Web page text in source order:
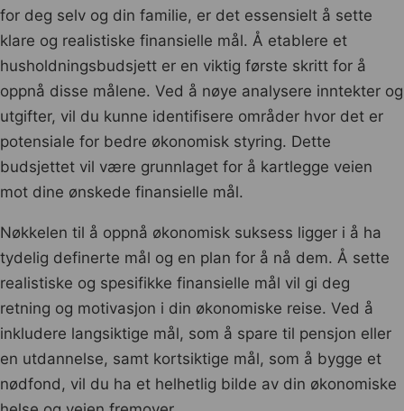
for deg selv og din familie, er det essensielt å sette
klare og realistiske finansielle mål. Å etablere et
husholdningsbudsjett er en viktig første skritt for å
oppnå disse målene. Ved å nøye analysere inntekter og
utgifter, vil du kunne identifisere områder hvor det er
potensiale for bedre økonomisk styring. Dette
budsjettet vil være grunnlaget for å kartlegge veien
mot dine ønskede finansielle mål.
Nøkkelen til å oppnå økonomisk suksess ligger i å ha
tydelig definerte mål og en plan for å nå dem. Å sette
realistiske og spesifikke finansielle mål vil gi deg
retning og motivasjon i din økonomiske reise. Ved å
inkludere langsiktige mål, som å spare til pensjon eller
en utdannelse, samt kortsiktige mål, som å bygge et
nødfond, vil du ha et helhetlig bilde av din økonomiske